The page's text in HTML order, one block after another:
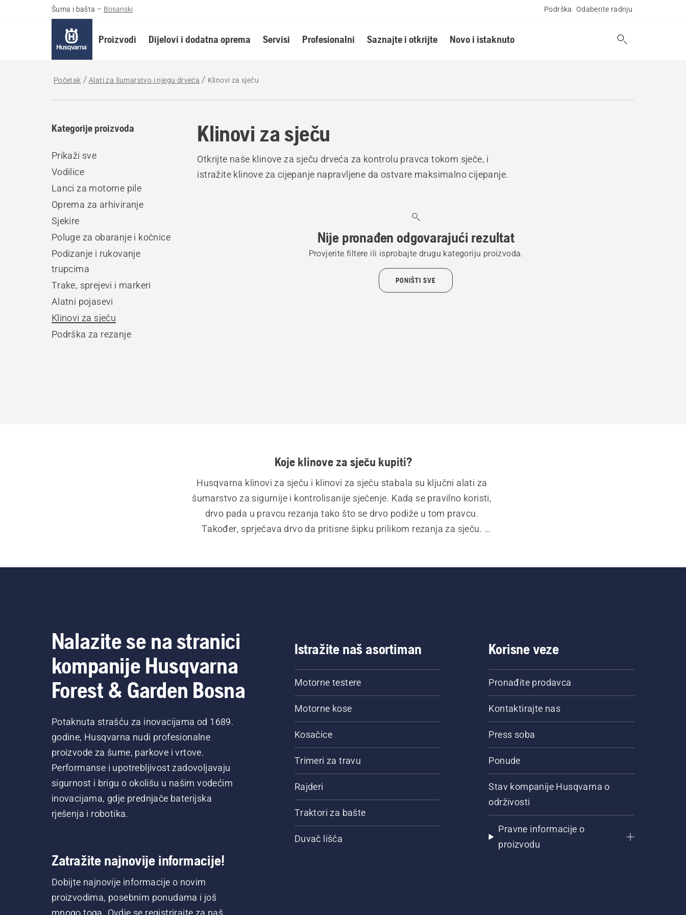
Šuma i bašta – Bosanski Podrška Odaberite radnju
Proizvodi Dijelovi i dodatna oprema Servisi Profesionalni Saznajte i otkrijte Novo i istaknuto
Početak Alati za šumarstvo i njegu drveća Klinovi za sječu
Klinovi za sječu
Kategorije proizvoda
Prikaži sve
Vodilice
Lanci za motorne pile
Oprema za arhiviranje
Sjekire
Poluge za obaranje i kočnice
Podizanje i rukovanje
trupcima
Trake, sprejevi i markeri
Alatni pojasevi
Klinovi za sječu
Podrška za rezanje
Otkrijte naše klinove za sječu drveća za kontrolu pravca tokom sječe, i
istražite klinove za cijepanje napravljene da ostvare maksimalno cijepanje.
Nije pronađen odgovarajući rezultat
Provjerite filtere ili isprobajte drugu kategoriju proizvoda.
PONIŠTI SVE
Koje klinove za sječu kupiti?
Husqvarna klinovi za sječu i klinovi za sječu stabala su ključni alati za
šumarstvo za sigurnije i kontrolisanije sječenje. Kada se pravilno koristi,
drvo pada u pravcu rezanja tako što se drvo podiže u tom pravcu.
Također, sprječava drvo da pritisne šipku prilikom rezanja za sječu.
Nalazite se na stranici
kompanije Husqvarna
Forest & Garden Bosna
Potaknuta strašću za inovacijama od 1689.
godine, Husqvarna nudi profesionalne
proizvode za šume, parkove i vrtove.
Performanse i upotrebljivost zadovoljavaju
sigurnost i brigu o okolišu u našim vodećim
inovacijama, gdje prednjače baterijska
rješenja i robotika.
Zatražite najnovije informacije!
Dobijte najnovije informacije o novim
proizvodima, posebnim ponudama i još
mnogo toga. Ovdje se registrirajte za naš
Istražite naš asortiman
Motorne testere
Motorne kose
Kosačice
Trimeri za travu
Rajderi
Traktori za bašte
Duvač lišća
Korisne veze
Pronađite prodavca
Kontaktirajte nas
Press soba
Ponude
Stav kompanije Husqvarna o
održivosti
Pravne informacije o
proizvodu